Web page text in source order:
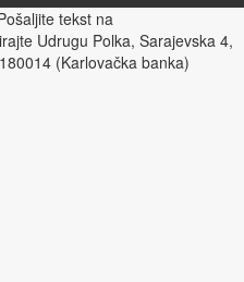
tekst na
Udrugu Polka, Sarajevska 4,
(Karlovačka banka)